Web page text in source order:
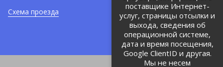
Схема проезда
защите персональных данных
Соглашение на обработку
персональных данных
поставщике Интернет-
услуг, страницы отсылки и
выхода, сведения об
операционной системе,
дата и время посещения,
Google ClientID и другая.
Мы не несем